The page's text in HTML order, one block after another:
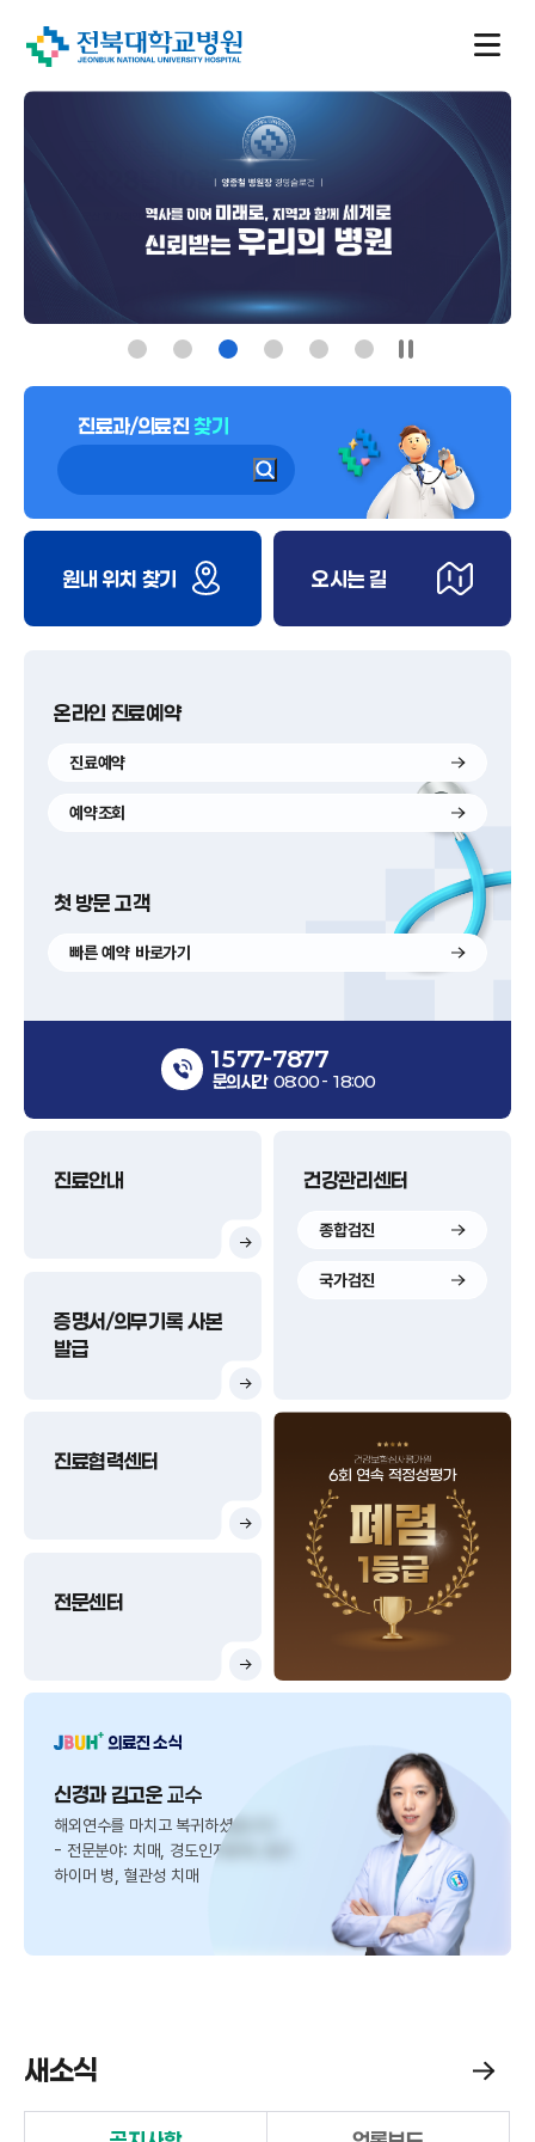
메
주
얼
슬
라
드
진료과/의료진찾기
원내 위치 찾기 오시는 길
온라인 진료예약
진료예약
예약조회
첫 방문 고객
빠른 예약 바로가기
1577-7877
문의시간 08:00 - 18:00
진료안내
증명서/의무기록 사본
발급
건강관리센터
종합검진
국가검진
진료협력센터
전문센터
의료진 소식
신경과 김고운교수
해외연수를 마치고 복귀하셨습니다.
- 전문분야: 치매, 경도인지장애, 알츠
하이머 병, 혈관성 치매
새소식
공
지